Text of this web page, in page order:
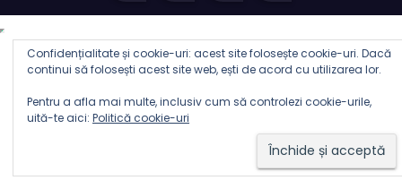
Confidențialitate și cookie-uri: acest site folosește cookie-uri. Dacă
continui să folosești acest site web, ești de acord cu utilizarea lor.
Pentru a afla mai multe, inclusiv cum să controlezi cookie-urile,
uită-te aici: Politică cookie-uri